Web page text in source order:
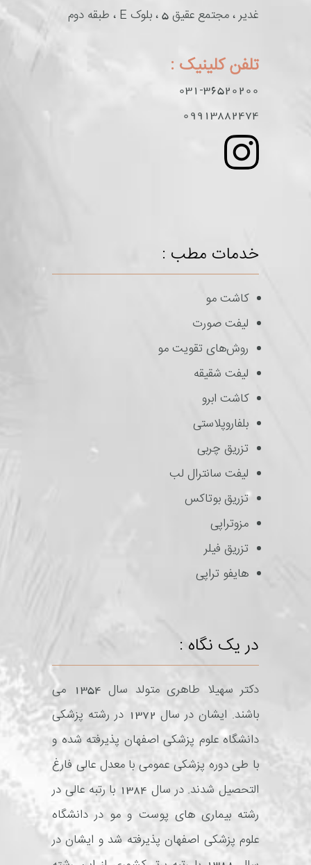
غدیر ، مجتمع عقیق 5 ، بلوک E ، طبقه دوم
تلفن کلینیک :
031-36520200
09913882474
خدمات مطب :
کاشت مو
لیفت صورت
روش‌های تقویت مو
لیفت شقیقه
کاشت ابرو
بلفاروپلاستی
تزریق چربی
لیفت سانترال لب
تزریق بوتاکس
مزوتراپی
تزریق فیلر
هایفو تراپی
در یک نگاه :
دکتر سهیلا طاهری متولد سال 1354 می
باشند. ایشان در سال 1372 در رشته پزشکی
دانشگاه علوم پزشکی اصفهان پذیرفته شده و
با طی دوره پزشکی عمومی با معدل عالی فارغ
التحصیل شدند. در سال 1384 با رتبه عالی در
رشته بیماری های پوست و مو در دانشگاه
علوم پزشکی اصفهان پذیرفته شد و ایشان در